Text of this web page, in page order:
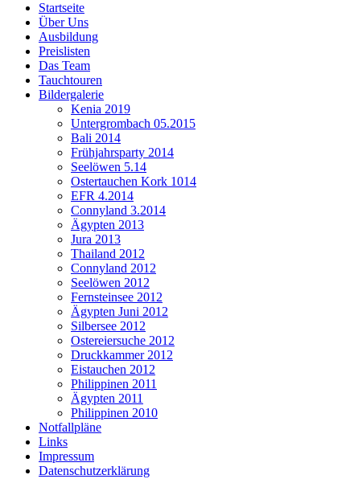
Startseite
Über Uns
Ausbildung
Preislisten
Das Team
Tauchtouren
Bildergalerie
Kenia 2019
Untergrombach 05.2015
Bali 2014
Frühjahrsparty 2014
Seelöwen 5.14
Ostertauchen Kork 1014
EFR 4.2014
Connyland 3.2014
Ägypten 2013
Jura 2013
Thailand 2012
Connyland 2012
Seelöwen 2012
Fernsteinsee 2012
Ägypten Juni 2012
Silbersee 2012
Ostereiersuche 2012
Druckkammer 2012
Eistauchen 2012
Philippinen 2011
Ägypten 2011
Philippinen 2010
Notfallpläne
Links
Impressum
Datenschutzerklärung